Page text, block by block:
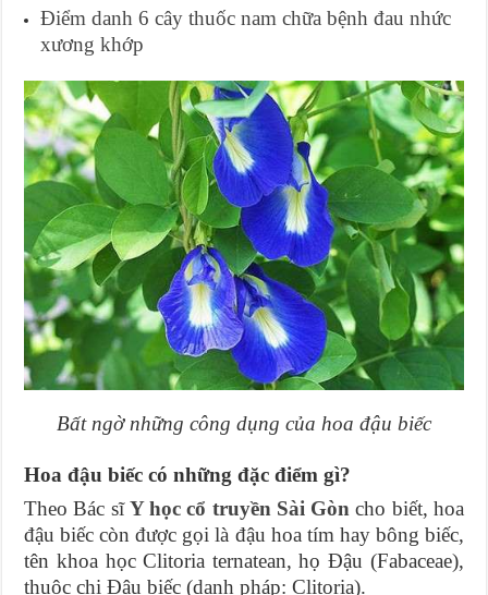
Điểm danh 6 cây thuốc nam chữa bệnh đau nhức
xương khớp
Bất ngờ những công dụng của hoa đậu biếc
Hoa đậu biếc có những đặc điểm gì?
Theo Bác sĩY học cổ truyền Sài Gòn cho biết, hoa
đậu biếc còn được gọi là đậu hoa tím hay bông biếc,
tên khoa học Clitoria ternatean, họ Đậu (Fabaceae),
thuộc chi Đậu biếc (danh pháp: Clitoria).